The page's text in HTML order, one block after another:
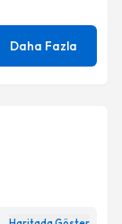
Daha Fazla